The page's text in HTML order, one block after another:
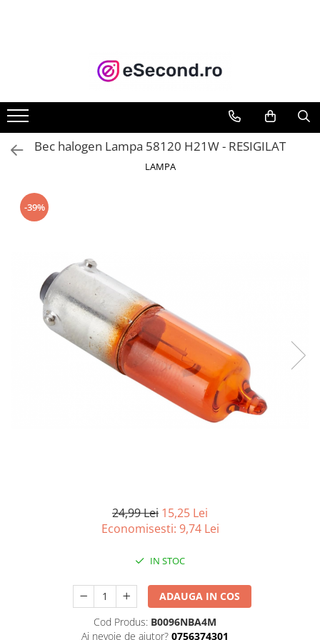
Accesorii Auto
Anvelope & Jante
Covorase auto
Echipamente pentru Atelier
Intretinere & Cosmetica auto
Moto
Casa, Gradina & Bricolaj
Accesorii usi
Bucatarie & Servire
Curatenie si intretinere
Decoratiuni
Mobila Living & Dining
Organizare si depozitare
Silicon, spume si solutii tehnice
Textile si covoare
Bec halogen Lampa 58120 H21W - RESIGILAT
LAMPA
-39%
24,99 Lei 15,25 Lei
Economisesti: 9,74 Lei
IN STOC
ADAUGA IN COS
Cod Produs: B0096NBA4M
Ai nevoie de ajutor? 0756374301